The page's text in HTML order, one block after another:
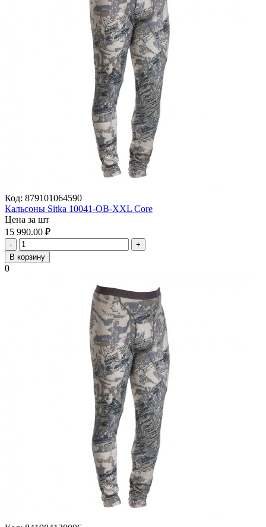
Код: 879101064590
Кальсоны Sitka 10041-OB-XXL Core
Цена за шт
15 990.00 ₽
-
+
В корзину
0